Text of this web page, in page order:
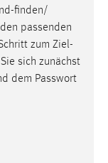
finden/
passenden
zum Ziel-
sich zunächst
dem Passwort